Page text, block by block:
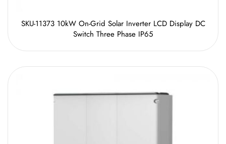
SKU-11373 10kW On-Grid Solar Inverter LCD Display DC
Switch Three Phase IP65